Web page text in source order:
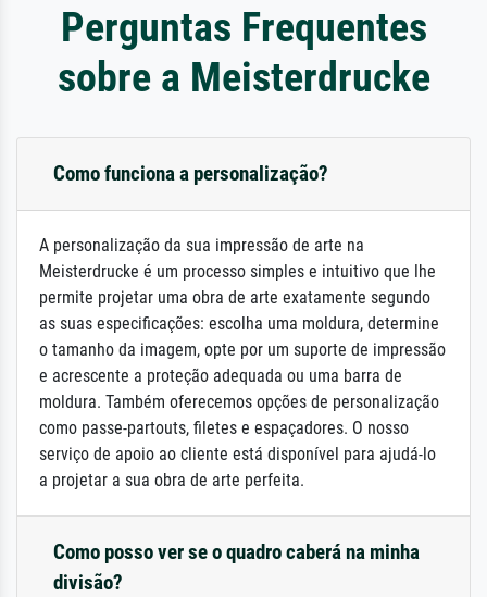
Perguntas Frequentes
sobre a Meisterdrucke
Como funciona a personalização?
A personalização da sua impressão de arte na
Meisterdrucke é um processo simples e intuitivo que lhe
permite projetar uma obra de arte exatamente segundo
as suas especificações: escolha uma moldura, determine
o tamanho da imagem, opte por um suporte de impressão
e acrescente a proteção adequada ou uma barra de
moldura. Também oferecemos opções de personalização
como passe-partouts, filetes e espaçadores. O nosso
serviço de apoio ao cliente está disponível para ajudá-lo
a projetar a sua obra de arte perfeita.
Como posso ver se o quadro caberá na minha
divisão?